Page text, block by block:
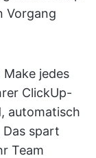
Vorgang
jedes
ClickUp-
automatisch
spart
Team